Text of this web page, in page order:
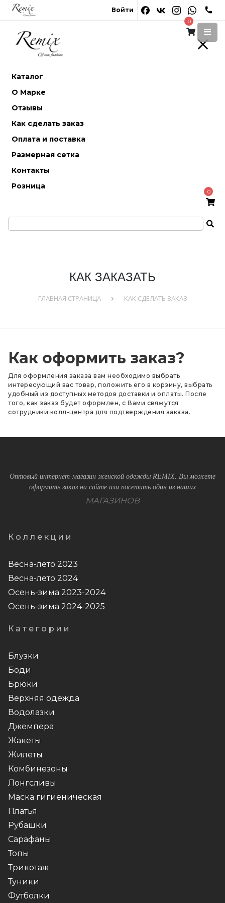
Войти
0
Каталог
О Марке
Отзывы
Как сделать заказ
Оплата и поставка
Размерная сетка
Контакты
Розница
0
КАК ЗАКАЗАТЬ
ГЛАВНАЯ СТРАНИЦА КАК СДЕЛАТЬ ЗАКАЗ
Как оформить заказ?
Для оформления заказа вам необходимо выбрать
интересующий вас товар, положить его в корзину, выбрать
удобный из доступных методов доставки и оплаты. После
того, как заказ будет оформлен, с Вами свяжутся
сотрудники колл-центра для подтверждения заказа.
Оптовый интернет-магазин женской одежды REMIX. Вы можете
оформить заказ на сайте или посетить один из наших
МАГАЗИНОВ
Коллекции
Весна-лето 2023
Весна-лето 2024
Осень-зима 2023-2024
Осень-зима 2024-2025
Категории
Блузки
Боди
Брюки
Верхняя одежда
Водолазки
Джемпера
Жакеты
Жилеты
Комбинезоны
Лонгсливы
Маска гигиеническая
Платья
Рубашки
Сарафаны
Топы
Трикотаж
Туники
Футболки